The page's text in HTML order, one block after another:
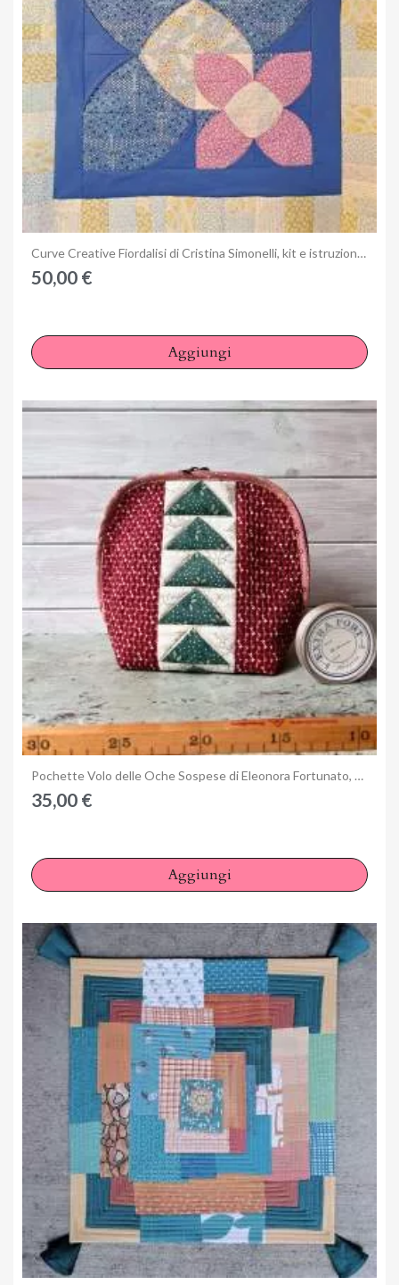
Anteprima Curve Creative Fiordalisi di Cristina Simonelli, kit e istruzioni del 3 Quilting Days di Milano
50,00 €
Aggiungi
Anteprima Pochette Volo delle Oche Sospese di Eleonora Fortunato, kit e istruzioni del 3 Quilting Days di Milano
35,00 €
Aggiungi